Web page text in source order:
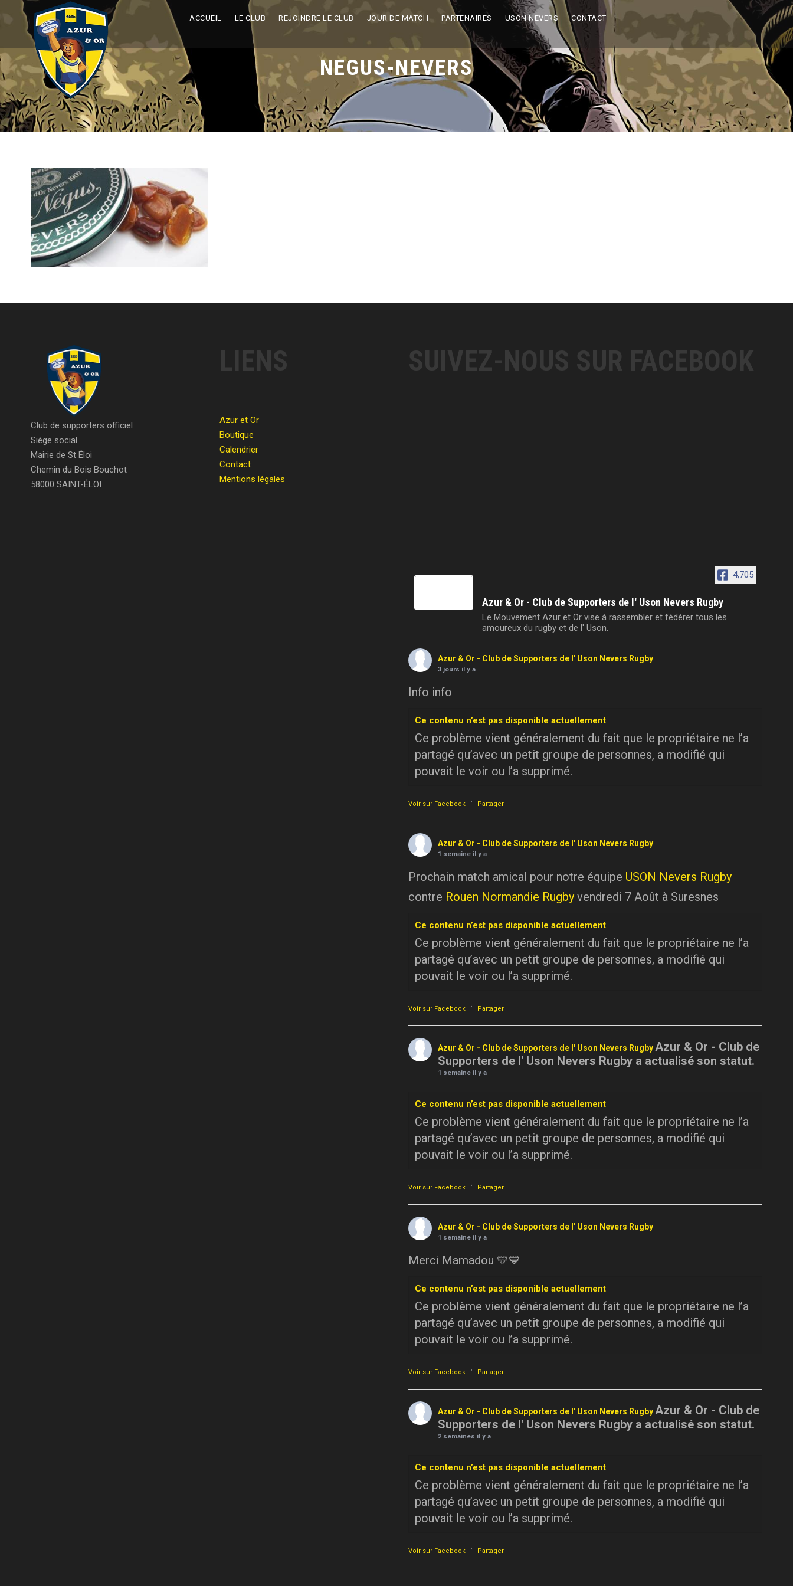
ACCUEIL LE CLUB REJOINDRE LE CLUB JOUR DE MATCH PARTENAIRES USON NEVERS CONTACT
NEGUS-NEVERS
Club de supporters officiel
Siège social
Mairie de St Éloi
Chemin du Bois Bouchot
58000 SAINT-ÉLOI
LIENS
Azur et Or
Boutique
Calendrier
Contact
Mentions légales
SUIVEZ-NOUS SUR FACEBOOK
4,705
Azur & Or - Club de Supporters de l' Uson Nevers Rugby
Le Mouvement Azur et Or vise à rassembler et fédérer tous les
amoureux du rugby et de l' Uson.
Azur & Or - Club de Supporters de l' Uson Nevers Rugby
3 jours il y a
Info info
Ce contenu n’est pas disponible actuellement
Ce problème vient généralement du fait que le propriétaire ne l’a
partagé qu’avec un petit groupe de personnes, a modifié qui
pouvait le voir ou l’a supprimé.
Voir sur Facebook · Partager
Azur & Or - Club de Supporters de l' Uson Nevers Rugby
1 semaine il y a
Prochain match amical pour notre équipe USON Nevers Rugby
contre Rouen Normandie Rugby vendredi 7 Août à Suresnes
Ce contenu n’est pas disponible actuellement
Ce problème vient généralement du fait que le propriétaire ne l’a
partagé qu’avec un petit groupe de personnes, a modifié qui
pouvait le voir ou l’a supprimé.
Voir sur Facebook · Partager
Azur & Or - Club de Supporters de l' Uson Nevers RugbyAzur & Or - Club de
Supporters de l' Uson Nevers Rugby a actualisé son statut.
1 semaine il y a
Ce contenu n’est pas disponible actuellement
Ce problème vient généralement du fait que le propriétaire ne l’a
partagé qu’avec un petit groupe de personnes, a modifié qui
pouvait le voir ou l’a supprimé.
Voir sur Facebook · Partager
Azur & Or - Club de Supporters de l' Uson Nevers Rugby
1 semaine il y a
Merci Mamadou 💛💙
Ce contenu n’est pas disponible actuellement
Ce problème vient généralement du fait que le propriétaire ne l’a
partagé qu’avec un petit groupe de personnes, a modifié qui
pouvait le voir ou l’a supprimé.
Voir sur Facebook · Partager
Azur & Or - Club de Supporters de l' Uson Nevers RugbyAzur & Or - Club de
Supporters de l' Uson Nevers Rugby a actualisé son statut.
2 semaines il y a
Ce contenu n’est pas disponible actuellement
Ce problème vient généralement du fait que le propriétaire ne l’a
partagé qu’avec un petit groupe de personnes, a modifié qui
pouvait le voir ou l’a supprimé.
Voir sur Facebook · Partager